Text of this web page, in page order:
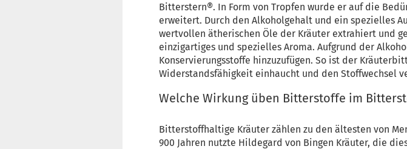
Bitterstern®. In Form von Tropfen wurde er auf die
erweitert. Durch den Alkoholgehalt und ein spezielles
wertvollen ätherischen Öle der Kräuter extrahiert und
einzigartiges und spezielles Aroma. Aufgrund der
Konservierungsstoffe hinzuzufügen. So ist der
Widerstandsfähigkeit einhaucht und den Stoffwechsel
Welche Wirkung üben Bitterstoffe im
Bitterstoffhaltige Kräuter zählen zu den ältesten von
900 Jahren nutzte Hildegard von Bingen Kräuter, die